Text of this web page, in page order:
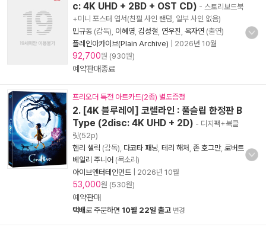
c: 4K UHD + 2BD + OST CD) - 스토리보드북
+미니 포스터 엽서(친필 사인 랜덤, 일부 사인 없음)
민규동 (감독), 이혜영 김성철 연우진 옥자연 (출연)
플레인아카이브(Plain Archive)
2026년 10월
92,700원 (930원)
예약판매종료
프리오더 특전 아트카드(2종) 별도증정
2. [4K 블루레이] 코렐라인 : 풀슬립 한정판 B
Type (2disc: 4K UHD + 2D) - 디지팩+북클
릿(52p)
헨리 셀릭 (감독), 다코타 패닝 테리 해처 존 호그만, 로버트
베일리 주니어 (목소리)
아이브엔터테인먼트
2026년 10월
53,000원 (530원)
예약판매
택배로 주문하면 10월 22일 출고 변경